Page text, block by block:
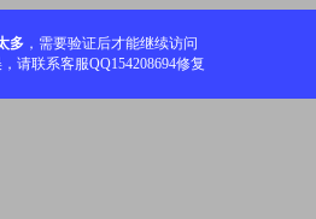
多 ，需要验证后才能继续访问
请联系客服QQ154208694修复